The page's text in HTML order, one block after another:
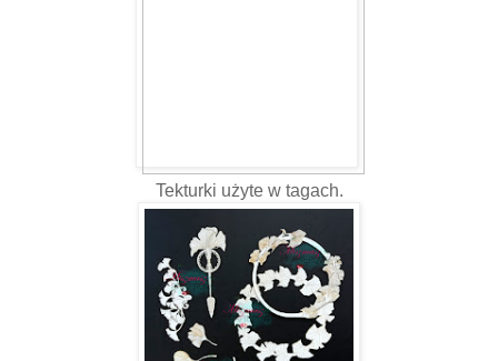
Tekturki użyte w tagach.